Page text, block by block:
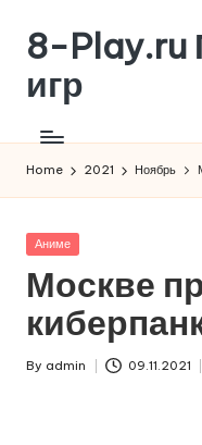
Skip
content
8-Play.ru
игр
Home 2021 Ноябрь
Posted
Аниме
Москве
Posted
By admin 09.11.2021